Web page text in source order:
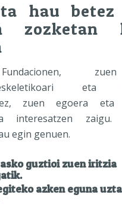
hau betez
zozketan
eta
zuen egoera eta
interesatzen zaigu.
egin genuen.
guztioi zuen iritzia
azken eguna